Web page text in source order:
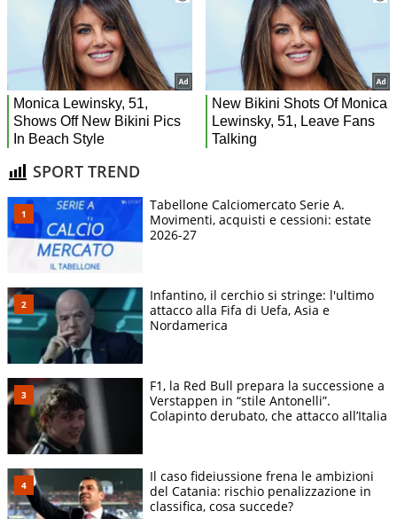
SPORT TREND
Tabellone Calciomercato Serie A.
Movimenti, acquisti e cessioni: estate
2026-27
Infantino, il cerchio si stringe: l'ultimo
attacco alla Fifa di Uefa, Asia e
Nordamerica
F1, la Red Bull prepara la successione a
Verstappen in “stile Antonelli”.
Colapinto derubato, che attacco all’Italia
Il caso fideiussione frena le ambizioni
del Catania: rischio penalizzazione in
classifica, cosa succede?